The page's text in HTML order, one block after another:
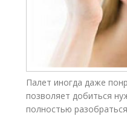
Палет иногда даже
позволяет добиться
полностью